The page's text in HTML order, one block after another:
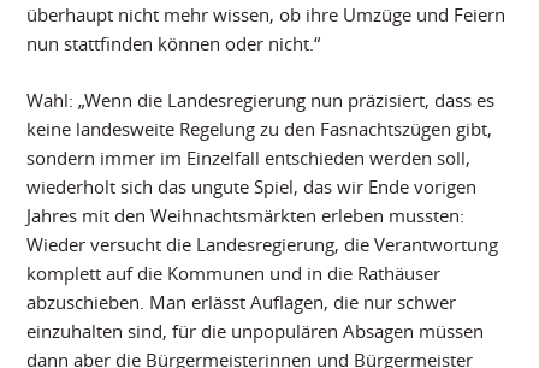
überhaupt nicht mehr wissen, ob ihre Umzüge und Feiern
nun stattfinden können oder nicht.“
Wahl: „Wenn die Landesregierung nun präzisiert, dass es
keine landesweite Regelung zu den Fasnachtszügen gibt,
sondern immer im Einzelfall entschieden werden soll,
wiederholt sich das ungute Spiel, das wir Ende vorigen
Jahres mit den Weihnachtsmärkten erleben mussten:
Wieder versucht die Landesregierung, die Verantwortung
komplett auf die Kommunen und in die Rathäuser
abzuschieben. Man erlässt Auflagen, die nur schwer
einzuhalten sind, für die unpopulären Absagen müssen
dann aber die Bürgermeisterinnen und Bürgermeister